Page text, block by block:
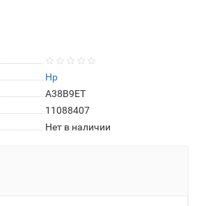
Hp
A38B9ET
11088407
Нет в наличии